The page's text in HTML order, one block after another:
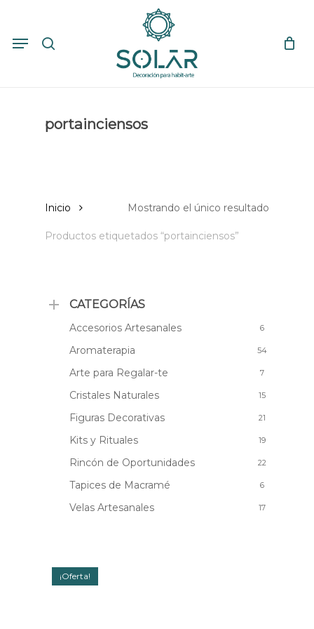
main
Menu Cart
portainciensos
Mostrando el único resultado
Inicio
Productos etiquetados “portainciensos”
CATEGORÍAS
Accesorios Artesanales 6
Aromaterapia 54
Arte para Regalar-te 7
Cristales Naturales 15
Figuras Decorativas 21
Kits y Rituales 19
Rincón de Oportunidades 22
Tapices de Macramé 6
Velas Artesanales 17
¡Oferta!